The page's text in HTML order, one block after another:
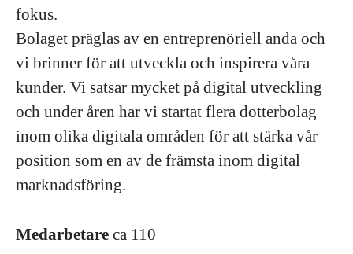
fokus.
Bolaget präglas av en entreprenöriell anda och
vi brinner för att utveckla och inspirera våra
kunder. Vi satsar mycket på digital utveckling
och under åren har vi startat flera dotterbolag
inom olika digitala områden för att stärka vår
position som en av de främsta inom digital
marknadsföring.
Medarbetare ca 110